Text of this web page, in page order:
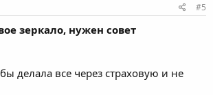
#5
зеркало, нужен совет
делала все через страховую и не